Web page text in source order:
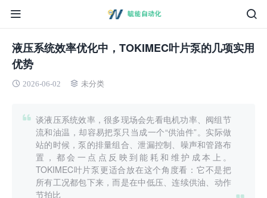
液压系统效率优化中，TOKIMEC叶片泵的几项实用
优势
2026-06-02 未分类
谈液压系统效率，很多现场会先看电机功率、阀组节
流和油温，却容易把泵只当成一个“供油件”。实际做
站的时候，泵的排量组合、泄漏控制、噪声和管路布
置，都会一点点反映到能耗和维护成本上。
TOKIMEC叶片泵更适合放在这个角度看：它不是把
所有工况都包下来，而是在中低压、连续供油、动作
节拍比